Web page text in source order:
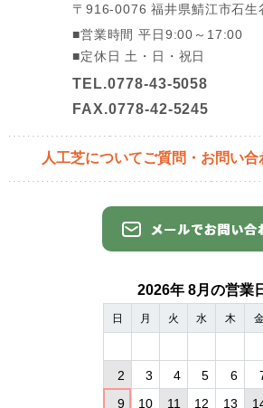
〒916-0076福井県鯖江市石生
■営業時間平日9:00～17:00
■定休日 土・日・祝日
TEL.0778-43-5058
FAX.0778-42-5245
人工芝についてご質問・ お問い合